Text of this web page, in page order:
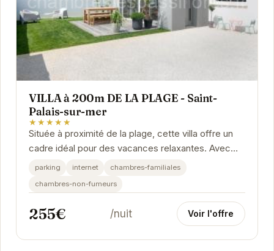
VILLA à 200m DE LA PLAGE - Saint-
Palais-sur-mer
★★★★★
Située à proximité de la plage, cette villa offre un
cadre idéal pour des vacances relaxantes. Avec
ses équipements modernes et son emplacement...
parking internet
chambres-familiales
chambres-non-fumeurs
255€ /nuit Voir l'offre